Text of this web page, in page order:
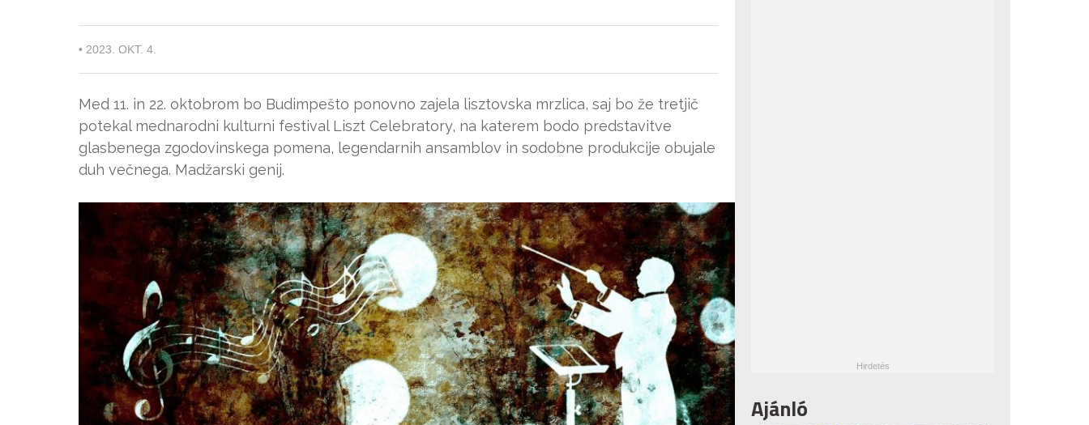
• 2023. OKT. 4.
Med 11. in 22. oktobrom bo Budimpešto ponovno zajela lisztovska mrzlica, saj bo že tretjič
potekal mednarodni kulturni festival Liszt Celebratory, na katerem bodo predstavitve
glasbenega zgodovinskega pomena, legendarnih ansamblov in sodobne produkcije obujale
duh večnega. Madžarski genij.
Ajánló